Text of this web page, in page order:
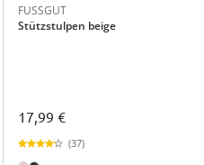
FUSSGUT
Stützstulpen beige
17,99 €
(37)